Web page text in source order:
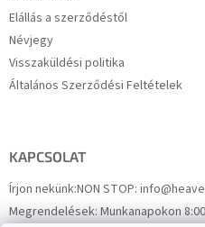
Elállás a szerződéstől
Névjegy
Visszaküldési politika
Általános Szerződési Feltételek
KAPCSOLAT
Írjon nekünk:NON STOP:
Megrendelések:Munkanapokon